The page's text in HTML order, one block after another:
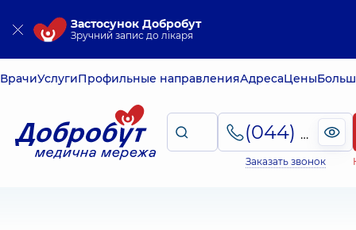
Застосунок Добробут
Зручний запис до лікаря
ВрачиУслугиПрофильные направленияАдресаЦены
(044) 495-2-888
Заказать звонок